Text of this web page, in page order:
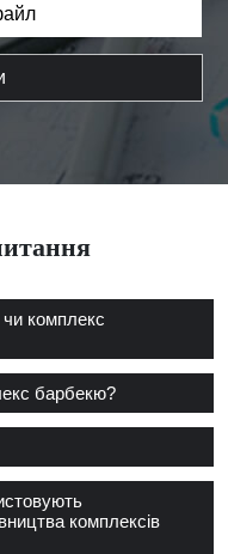
комплекс
барбекю?
комплексів